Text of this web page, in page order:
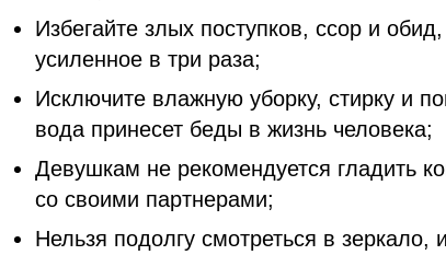
Избегайте злых поступков, ссор и
усиленное в три раза;
Исключите влажную уборку, стирку и
вода принесет беды в жизнь человека;
Девушкам не рекомендуется гладить
со своими партнерами;
Нельзя подолгу смотреться в зеркало,